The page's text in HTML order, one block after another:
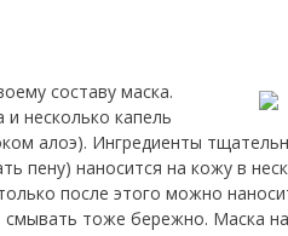
составу маска.
и несколько капель
алоэ). Ингредиенты
пену) наносится на кожу в
после этого можно
тоже бережно. Маска